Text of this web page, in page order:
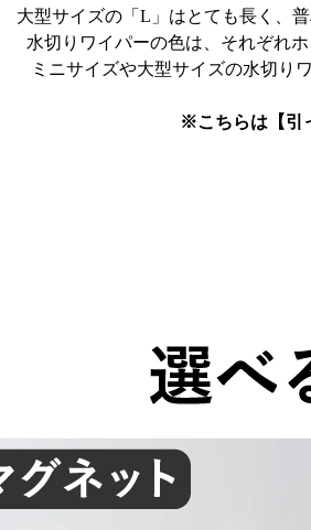
大型サイズの「L」はとても長く、
水切りワイパーの色は、それぞれ
ミニサイズや大型サイズの水切り
※こちらは【引